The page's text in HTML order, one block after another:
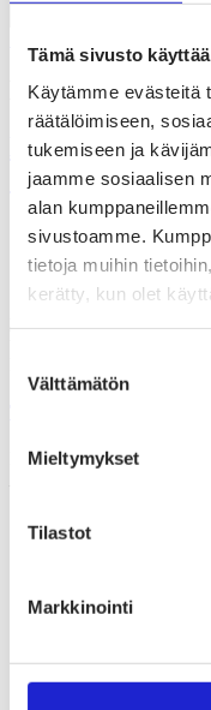
Tämä sivusto
Käytämme evästeitä
räätälöimiseen,
tukemiseen ja
jaamme sosiaalisen
alan
sivustoamme.
tietoja muihin
kerätty, kun olet
valinta
Välttämätön
Mieltymykset
Tilastot
Markkinointi
Metsola
Kasvuun
SGN Groupin
Suomen
Suomen Tekstiili &
Käyntiosoite:
Uutishuone